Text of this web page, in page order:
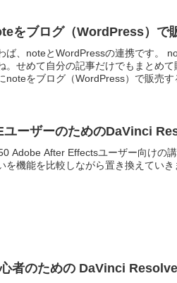
をブログ（WordPress）で
ば、noteとWordPressの連携です。
。せめて自分の記事だけでもまとめ
noteをブログ（WordPress）で販売す
ユーザーのためのDaVinci
Adobe After Effectsユーザー向けの
を機能を比較しながら置き換えてい
者のための DaVinci